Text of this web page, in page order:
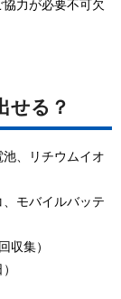
力が必要不可欠
せる？
池、リチウムイオ
、モバイルバッテ
収集）